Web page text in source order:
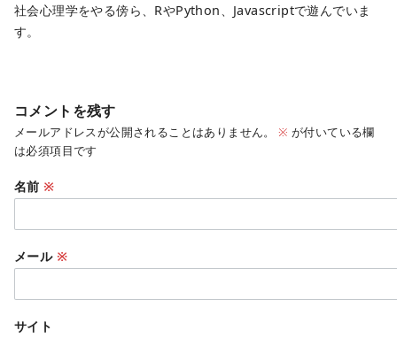
社会心理学をやる傍ら、RやPython、Javascriptで遊んでいま
す。
コメントを残す
メールアドレスが公開されることはありません。 ※ が付いている欄
は必須項目です
名前※
メール ※
サイト